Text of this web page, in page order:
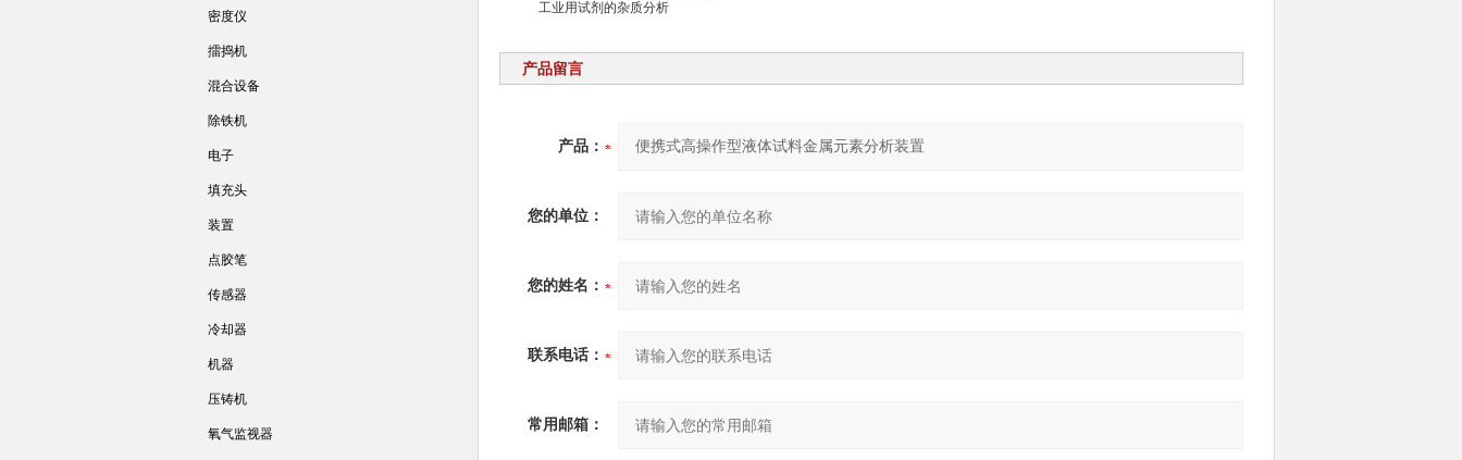
工业用试剂的杂质分析
产品留言
产品：
您的单位：
您的姓名：
联系电话：
常用邮箱：
密度仪
擂捣机
混合设备
除铁机
电子
填充头
装置
点胶笔
传感器
冷却器
机器
压铸机
氧气监视器